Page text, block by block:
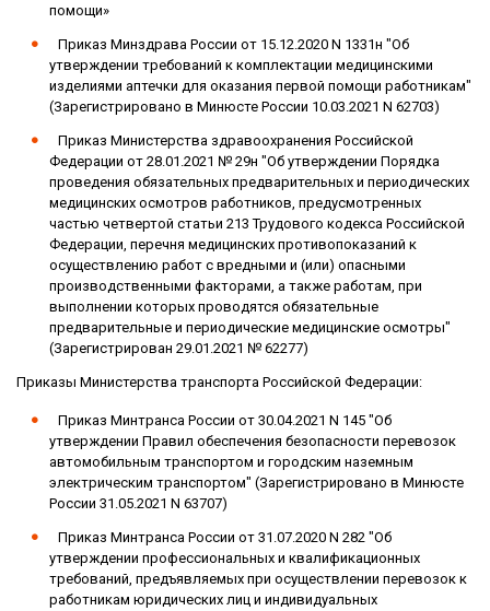
помощи»
Приказ Минздрава России от 15.12.2020 N 1331н "Об
утверждении требований к комплектации медицинскими
изделиями аптечки для оказания первой помощи работникам"
(Зарегистрировано в Минюсте России 10.03.2021 N 62703)
Приказ Министерства здравоохранения Российской
Федерации от 28.01.2021 № 29н "Об утверждении Порядка
проведения обязательных предварительных и периодических
медицинских осмотров работников, предусмотренных
частью четвертой статьи 213 Трудового кодекса Российской
Федерации, перечня медицинских противопоказаний к
осуществлению работ с вредными и (или) опасными
производственными факторами, а также работам, при
выполнении которых проводятся обязательные
предварительные и периодические медицинские осмотры"
(Зарегистрирован 29.01.2021 № 62277)
Приказы Министерства транспорта Российской Федерации:
Приказ Минтранса России от 30.04.2021 N 145 "Об
утверждении Правил обеспечения безопасности перевозок
автомобильным транспортом и городским наземным
электрическим транспортом" (Зарегистрировано в Минюсте
России 31.05.2021 N 63707)
Приказ Минтранса России от 31.07.2020 N 282 "Об
утверждении профессиональных и квалификационных
требований, предъявляемых при осуществлении перевозок к
работникам юридических лиц и индивидуальных